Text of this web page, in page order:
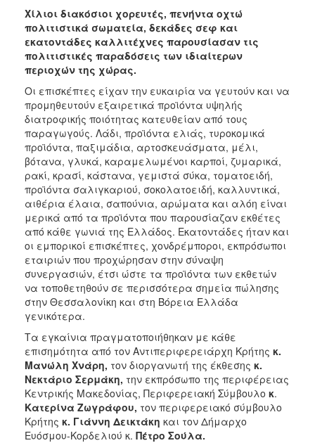
Χίλιοι διακόσιοι χορευτές, πενήντα οχτώ
πολιτιστικά σωματεία, δεκάδες σεφ και
εκατοντάδες καλλιτέχνες παρουσίασαν τις
πολιτιστικές παραδόσεις των ιδιαίτερων
περιοχών της χώρας.
Οι επισκέπτες είχαν την ευκαιρία να γευτούν και να
προμηθευτούν εξαιρετικά προϊόντα υψηλής
διατροφικής ποιότητας κατευθείαν από τους
παραγωγούς. Λάδι, προϊόντα ελιάς, τυροκομικά
προϊόντα, παξιμάδια, αρτοσκευάσματα, μέλι,
βότανα, γλυκά, καραμελωμένοι καρποί, ζυμαρικά,
ρακί, κρασί, κάστανα, γεμιστά σύκα, τοματοειδή,
προϊόντα σαλιγκαριού, σοκολατοειδή, καλλυντικά,
αιθέρια έλαια, σαπούνια, αρώματα και αλόη είναι
μερικά από τα προϊόντα που παρουσίαζαν εκθέτες
από κάθε γωνιά της Ελλάδος. Εκατοντάδες ήταν και
οι εμπορικοί επισκέπτες, χονδρέμποροι, εκπρόσωποι
εταιριών που προχώρησαν στην σύναψη
συνεργασιών, έτσι ώστε τα προϊόντα των εκθετών
να τοποθετηθούν σε περισσότερα σημεία πώλησης
στην Θεσσαλονίκη και στη Βόρεια Ελλάδα
γενικότερα.
Τα εγκαίνια πραγματοποιήθηκαν με κάθε
επισημότητα από τον Αντιπεριφερειάρχη Κρήτης κ.
Μανώλη Χνάρη, τον διοργανωτή της έκθεσης κ.
Νεκτάριο Σερμάκη, την εκπρόσωπο της περιφέρειας
Κεντρικής Μακεδονίας, Περιφερειακή Σύμβουλο κ.
Κατερίνα Ζωγράφου, τον περιφερειακό σύμβουλο
Κρήτης κ. Γιάννη Δεικτάκη και τον Δήμαρχο
Ευόσμου-Κορδελιού κ. Πέτρο Σούλα.